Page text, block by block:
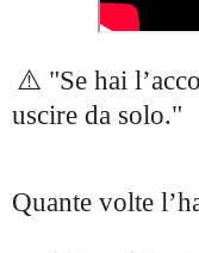
⚠️ "Se hai
uscire da solo."
Quante volte